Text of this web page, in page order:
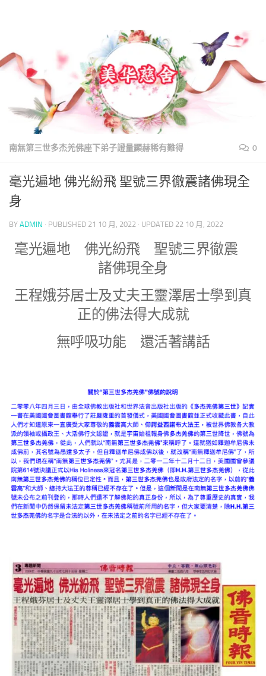
南無第三世多杰羌佛座下弟子證量顯赫稀有難得 0
毫光遍地 佛光紛飛 聖號三界徹震諸佛現全
身
BY ADMIN · PUBLISHED 21 10 月, 2022 · UPDATED 22 10 月, 2022
毫光遍地 佛光紛飛 聖號三界徹震
諸佛現全身
王程娥芬居士及丈夫王靈澤居士學到真
正的佛法得大成就
無呼吸功能 還活著講話